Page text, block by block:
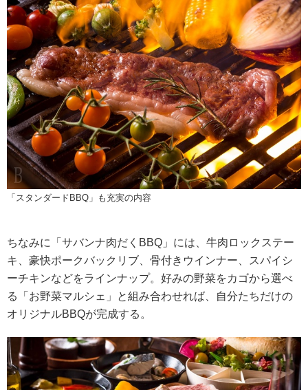
「スタンダードBBQ」も充実の内容
ちなみに「サバンナ肉だくBBQ」には、牛肉ロックステー
キ、豪快ポークバックリブ、骨付きウインナー、スパイシ
ーチキンなどをラインナップ。好みの野菜をカゴから選べ
る「お野菜マルシェ」と組み合わせれば、自分たちだけの
オリジナルBBQが完成する。